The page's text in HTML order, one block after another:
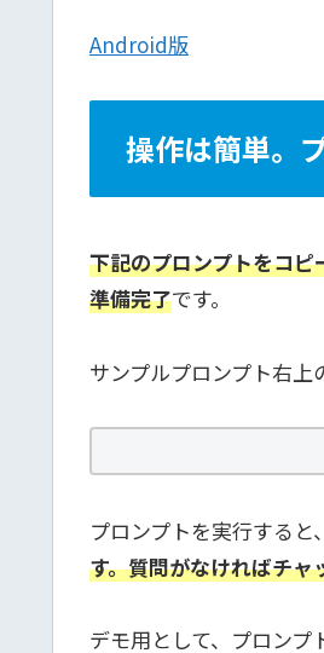
Android版
操作は簡単。
下記のプロンプトをコピ
準備完了です。
サンプルプロンプト右上
プロンプトを実行すると
す。質問がなければチ
デモ用として、プロン